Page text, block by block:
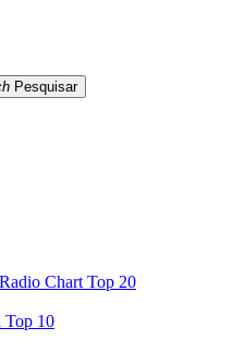
Pesquisar
Chart Top 20
Top 10